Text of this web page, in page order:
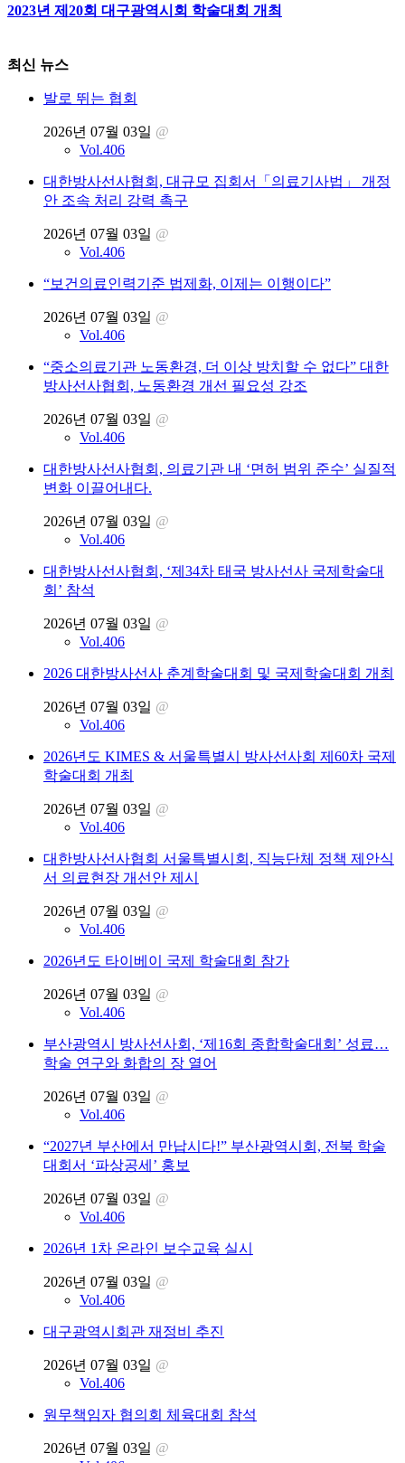
2023년 제20회 대구광역시회 학술대회 개최
최신 뉴스
발로 뛰는 협회
2026년 07월 03일 @
Vol.406
대한방사선사협회, 대규모 집회서「의료기사법」 개정
안 조속 처리 강력 촉구
2026년 07월 03일 @
Vol.406
“보건의료인력기준 법제화, 이제는 이행이다”
2026년 07월 03일 @
Vol.406
“중소의료기관 노동환경, 더 이상 방치할 수 없다” 대한
방사선사협회, 노동환경 개선 필요성 강조
2026년 07월 03일 @
Vol.406
대한방사선사협회, 의료기관 내 ‘면허 범위 준수’ 실질적
변화 이끌어내다.
2026년 07월 03일 @
Vol.406
대한방사선사협회, ‘제34차 태국 방사선사 국제학술대
회’ 참석
2026년 07월 03일 @
Vol.406
2026 대한방사선사 춘계학술대회 및 국제학술대회 개최
2026년 07월 03일 @
Vol.406
2026년도 KIMES & 서울특별시 방사선사회 제60차 국제
학술대회 개최
2026년 07월 03일 @
Vol.406
대한방사선사협회 서울특별시회, 직능단체 정책 제안식
서 의료현장 개선안 제시
2026년 07월 03일 @
Vol.406
2026년도 타이베이 국제 학술대회 참가
2026년 07월 03일 @
Vol.406
부산광역시 방사선사회, ‘제16회 종합학술대회’ 성료…
학술 연구와 화합의 장 열어
2026년 07월 03일 @
Vol.406
“2027년 부산에서 만납시다!” 부산광역시회, 전북 학술
대회서 ‘파상공세’ 홍보
2026년 07월 03일 @
Vol.406
2026년 1차 온라인 보수교육 실시
2026년 07월 03일 @
Vol.406
대구광역시회관 재정비 추진
2026년 07월 03일 @
Vol.406
원무책임자 협의회 체육대회 참석
2026년 07월 03일 @